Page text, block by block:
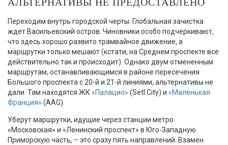
Переходим внутрь городской черты. Глобальная зачистка
ждет Васильевский остров. Чиновники особо подчеркивают,
что здесь хорошо развито трамвайное движение, а
маршрутки только мешают (кстати, на Среднем проспекте все
действительно так и происходит). Однако двум отмененным
маршрутам, останавливающимся в районе пересечения
Большого проспекта с 20-й и 21-й линиями, альтернативы не
дали. Там находятся ЖК «Палацио» (Setl City) и «Маленькая
Франция» (AAG).
Уберут маршрутки, идущие через станции метро
«Московская» и «Ленинский проспект» в Юго-Западную
Приморскую часть, – это сразу пять направлений. Взамен